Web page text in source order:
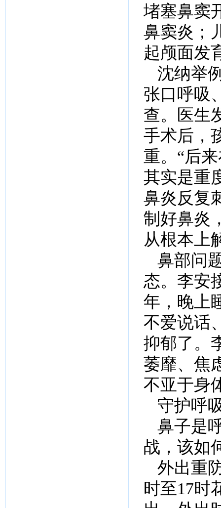
堵塞鼻窦
鼻窦炎；
起颅面发
沈纳举
张口呼吸
查。医生
手术后，
重。“后
其实是重
鼻炎反复
制好鼻炎
从根本上
鼻部问
态。李安
年，晚上
不爱说话
抑郁了。
萎靡、焦
不亚于身
守护呼
鼻子是
战，该如
外出重
时至17时